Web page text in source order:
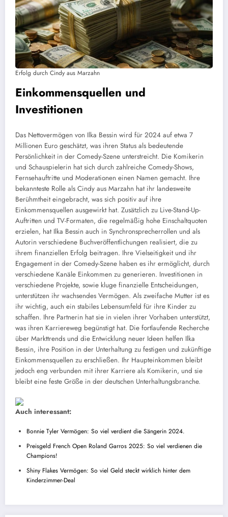
Erfolg durch Cindy aus Marzahn
Einkommensquellen und
Investitionen
Das Nettovermögen von Ilka Bessin wird für 2024 auf etwa 7
Millionen Euro geschätzt, was ihren Status als bedeutende
Persönlichkeit in der Comedy-Szene unterstreicht. Die Komikerin
und Schauspielerin hat sich durch zahlreiche Comedy-Shows,
Fernsehauftritte und Moderationen einen Namen gemacht. Ihre
bekannteste Rolle als Cindy aus Marzahn hat ihr landesweite
Berühmtheit eingebracht, was sich positiv auf ihre
Einkommensquellen ausgewirkt hat. Zusätzlich zu Live-Stand-Up-
Auftritten und TV-Formaten, die regelmäßig hohe Einschaltquoten
erzielen, hat Ilka Bessin auch in Synchronsprecherrollen und als
Autorin verschiedene Buchveröffentlichungen realisiert, die zu
ihrem finanziellen Erfolg beitragen. Ihre Vielseitigkeit und ihr
Engagement in der Comedy-Szene haben es ihr ermöglicht, durch
verschiedene Kanäle Einkommen zu generieren. Investitionen in
verschiedene Projekte, sowie kluge finanzielle Entscheidungen,
unterstützen ihr wachsendes Vermögen. Als zweifache Mutter ist es
ihr wichtig, auch ein stabiles Lebensumfeld für ihre Kinder zu
schaffen. Ihre Partnerin hat sie in vielen ihrer Vorhaben unterstützt,
was ihren Karriereweg begünstigt hat. Die fortlaufende Recherche
über Markttrends und die Entwicklung neuer Ideen helfen Ilka
Bessin, ihre Position in der Unterhaltung zu festigen und zukünftige
Einkommensquellen zu erschließen. Ihr Haupteinkommen bleibt
jedoch eng verbunden mit ihrer Karriere als Komikerin, und sie
bleibt eine feste Größe in der deutschen Unterhaltungsbranche.
Auch interessant:
Bonnie Tyler Vermögen: So viel verdient die Sängerin 2024.
Preisgeld French Open Roland Garros 2025: So viel verdienen die
Champions!
Shiny Flakes Vermögen: So viel Geld steckt wirklich hinter dem
Kinderzimmer-Deal